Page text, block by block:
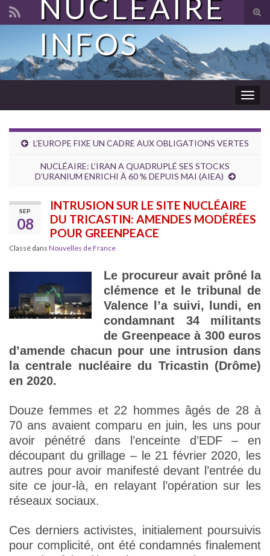
Search for:
NUCLÉAIRE
INFOS
L’EUROPE FIXE UN CADRE AUX OBLIGATIONS VERTES
NUCLÉAIRE: L’IRAN A QUADRUPLÉ SES STOCKS
D’URANIUM ENRICHI À 60 % DEPUIS MAI (AIEA)
SEP
08
INTRUSION SUR LE SITE NUCLÉAIRE
DU TRICASTIN: AMENDES MODÉRÉES
POUR GREENPEACE
Classé dans Nouvelles de France
Le procureur avait prôné la
clémence et le tribunal de
Valence l’a suivi, lundi, en
condamnant 34 militants
de Greenpeace à 300 euros
d’amende chacun pour une intrusion dans
la centrale nucléaire du Tricastin (Drôme)
en 2020.
Douze femmes et 22 hommes âgés de 28 à
70 ans avaient comparu en juin, les uns pour
avoir pénétré dans l’enceinte d’EDF – en
découpant du grillage – le 21 février 2020, les
autres pour avoir manifesté devant l’entrée du
site ce jour-là, en relayant l’opération sur les
réseaux sociaux.
Ces derniers activistes, initialement poursuivis
pour complicité, ont été condamnés finalement